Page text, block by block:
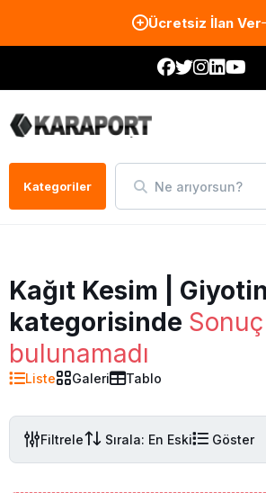
Ücretsiz İlan Ver
Kategoriler Ne arıyorsun?
Kağıt Kesim | Giyotin
kategorisinde Sonuç
bulunamadı
Liste Galeri Tablo
Filtrele Sırala: En Eski Göster